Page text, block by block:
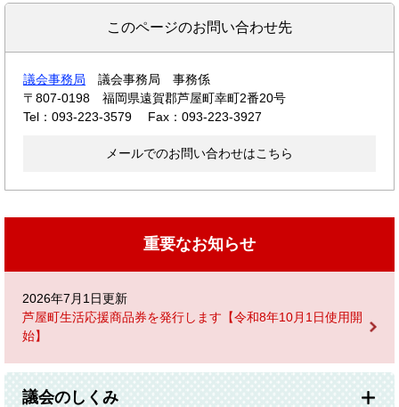
このページのお問い合わせ先
議会事務局
議会事務局 事務係
〒807-0198
福岡県遠賀郡芦屋町幸町2番20号
Tel：093-223-3579
Fax：093-223-3927
メールでのお問い合わせはこちら
重要なお知らせ
2026年7月1日更新
芦屋町生活応援商品券を発行します【令和8年10月1日使用開
始】
議会のしくみ